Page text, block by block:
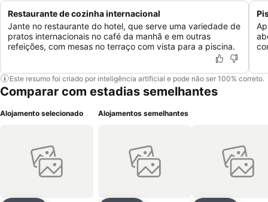
Restaurante de cozinha internacional
Jante no restaurante do hotel, que serve uma variedade de
pratos internacionais no café da manhã e em outras
refeições, com mesas no terraço com vista para a piscina.
Este resumo foi criado por inteligência artificial e pode não ser 100% correto.
Comparar com estadias semelhantes
Alojamento selecionado Alojamentos semelhantes